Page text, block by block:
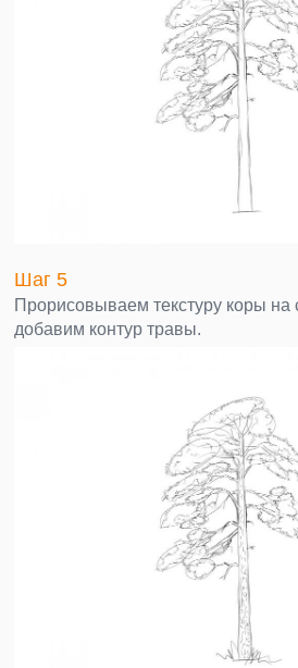
Шаг 5
Прорисовываем текстуру коры на
добавим контур травы.